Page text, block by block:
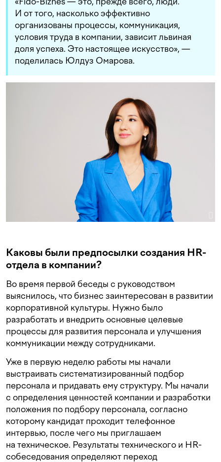
И от того, насколько эффективно
организованы процессы, коммуникация,
условия труда в компании, зависит львиная
доля успеха. Это настоящее искусство», —
поделилась Юлдуз Омарова.
Каковы были предпосылки создания HR-
отдела в компании?
Во время первой беседы с руководством
выяснилось, что бизнес заинтересован в развитии
корпоративной культуры. Нужно было
разработать и внедрить основные целевые
процессы для развития персонала и улучшения
коммуникации между сотрудниками.
Уже в первую неделю работы мы начали
выстраивать систематизированный подбор
персонала и придавать ему структуру. Мы начали
с определения ценностей компании и разработки
положения по подбору персонала, согласно
которому кандидат проходит телефонное
интервью, после чего мы приглашаем
на техническое. Результаты технического и HR-
собеседования определяют переход